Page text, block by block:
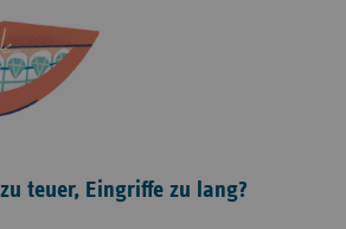
teuer, Eingriffe zu lang?